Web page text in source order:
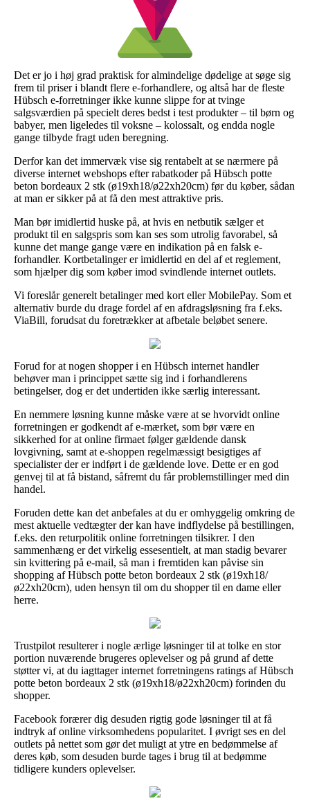
Det er jo i høj grad praktisk for almindelige dødelige at søge sig
frem til priser i blandt flere e-forhandlere, og altså har de fleste
Hübsch e-forretninger ikke kunne slippe for at tvinge
salgsværdien på specielt deres bedst i test produkter – til børn og
babyer, men ligeledes til voksne – kolossalt, og endda nogle
gange tilbyde fragt uden beregning.
Derfor kan det immervæk vise sig rentabelt at se nærmere på
diverse internet webshops efter rabatkoder på Hübsch potte
beton bordeaux 2 stk (ø19xh18/ø22xh20cm) før du køber, sådan
at man er sikker på at få den mest attraktive pris.
Man bør imidlertid huske på, at hvis en netbutik sælger et
produkt til en salgspris som kan ses som utrolig favorabel, så
kunne det mange gange være en indikation på en falsk e-
forhandler. Kortbetalinger er imidlertid en del af et reglement,
som hjælper dig som køber imod svindlende internet outlets.
Vi foreslår generelt betalinger med kort eller MobilePay. Som et
alternativ burde du drage fordel af en afdragsløsning fra f.eks.
ViaBill, forudsat du foretrækker at afbetale beløbet senere.
Forud for at nogen shopper i en Hübsch internet handler
behøver man i princippet sætte sig ind i forhandlerens
betingelser, dog er det undertiden ikke særlig interessant.
En nemmere løsning kunne måske være at se hvorvidt online
forretningen er godkendt af e-mærket, som bør være en
sikkerhed for at online firmaet følger gældende dansk
lovgivning, samt at e-shoppen regelmæssigt besigtiges af
specialister der er indført i de gældende love. Dette er en god
genvej til at få bistand, såfremt du får problemstillinger med din
handel.
Foruden dette kan det anbefales at du er omhyggelig omkring de
mest aktuelle vedtægter der kan have indflydelse på bestillingen,
f.eks. den returpolitik online forretningen tilsikrer. I den
sammenhæng er det virkelig essesentielt, at man stadig bevarer
sin kvittering på e-mail, så man i fremtiden kan påvise sin
shopping af Hübsch potte beton bordeaux 2 stk (ø19xh18/
ø22xh20cm), uden hensyn til om du shopper til en dame eller
herre.
Trustpilot resulterer i nogle ærlige løsninger til at tolke en stor
portion nuværende brugeres oplevelser og på grund af dette
støtter vi, at du iagttager internet forretningens ratings af Hübsch
potte beton bordeaux 2 stk (ø19xh18/ø22xh20cm) forinden du
shopper.
Facebook forærer dig desuden rigtig gode løsninger til at få
indtryk af online virksomhedens popularitet. I øvrigt ses en del
outlets på nettet som gør det muligt at ytre en bedømmelse af
deres køb, som desuden burde tages i brug til at bedømme
tidligere kunders oplevelser.